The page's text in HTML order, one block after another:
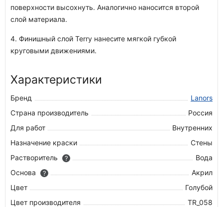
поверхности высохнуть. Аналогично наносится второй
слой материала.
4. Финишный слой Terry нанесите мягкой губкой
круговыми движениями.
Характеристики
Бренд
Lanors
Страна производитель
Россия
Для работ
Внутренних
Назначение краски
Стены
Растворитель
?
Вода
Основа
?
Акрил
Цвет
Голубой
Цвет производителя
TR_058